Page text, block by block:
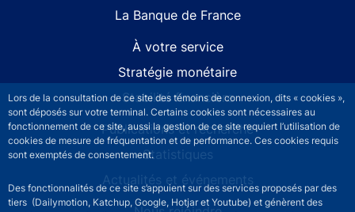
Lors de la consultation de ce site des témoins de connexion, dits « cookies »,
sont déposés sur votre terminal. Certains cookies sont nécessaires au
fonctionnement de ce site, aussi la gestion de ce site requiert l’utilisation de
cookies de mesure de fréquentation et de performance. Ces cookies requis
sont exemptés de consentement.
Des fonctionnalités de ce site s’appuient sur des services proposés par des
tiers (Dailymotion, Katchup, Google, Hotjar et Youtube) et génèrent des
La Banque de France
À votre service
Stratégie monétaire
Stabilité financière
Publications et recherche
Statistiques
Actualités et événements